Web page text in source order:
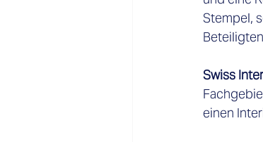
Stempel,
Swiss
einen